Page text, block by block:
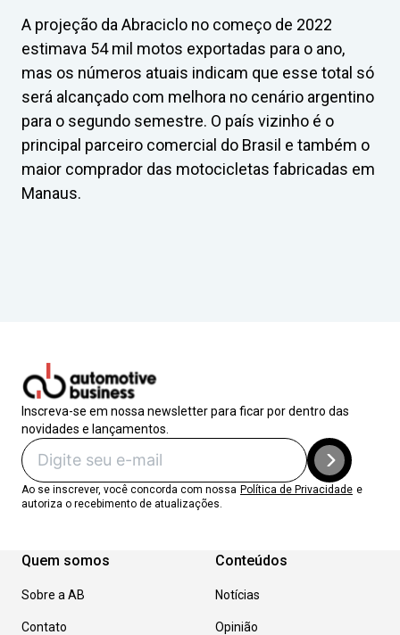
A projeção da Abraciclo no começo de 2022
estimava 54 mil motos exportadas para o ano,
mas os números atuais indicam que esse total só
será alcançado com melhora no cenário argentino
para o segundo semestre. O país vizinho é o
principal parceiro comercial do Brasil e também o
maior comprador das motocicletas fabricadas em
Manaus.
Inscreva-se em nossa newsletter para ficar por dentro das
novidades e lançamentos.
Ao se inscrever, você concorda com nossa Política de Privacidade e
autoriza o recebimento de atualizações.
Quem somos
Sobre a AB
Contato
Conteúdos
Notícias
Opinião